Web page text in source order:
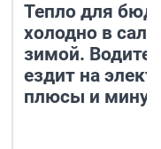
Тепло для
холодно в
зимой.
ездит на
плюсы и